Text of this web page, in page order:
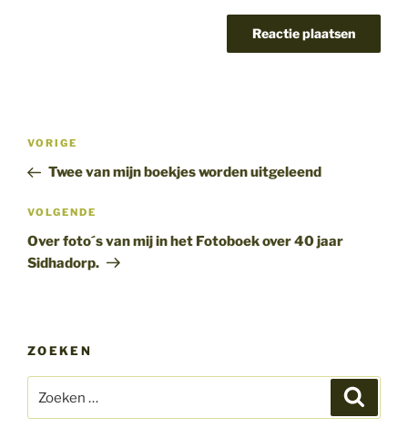
Bericht
Vorig
bericht
VORIGE
Twee van mijn boekjes worden uitgeleend
Volgend
bericht
VOLGENDE
Over foto´s van mij in het Fotoboek over 40 jaar
Sidhadorp.
ZOEKEN
naar: